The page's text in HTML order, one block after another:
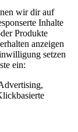
wir dir auf
Inhalte
Produkte
anzeigen
setzen
ein: